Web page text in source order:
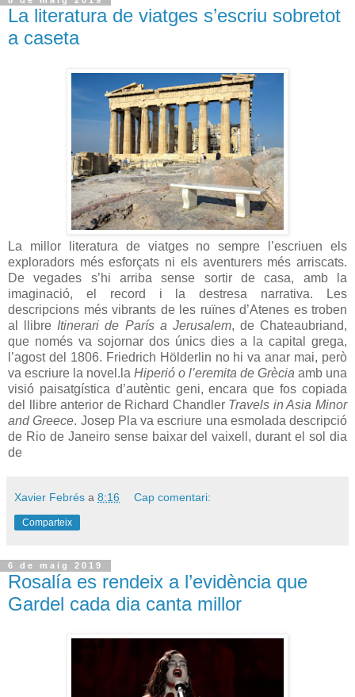
La literatura de viatges s’escriu sobretot
a caseta
La millor literatura de viatges no sempre l’escriuen els
exploradors més esforçats ni els aventurers més arriscats.
De vegades s’hi arriba sense sortir de casa, amb la
imaginació, el record i la destresa narrativa. Les
descripcions més vibrants de les ruïnes d’Atenes es troben
al llibre Itinerari de París a Jerusalem, de Chateaubriand,
que només va sojornar dos únics dies a la capital grega,
l’agost del 1806. Friedrich Hölderlin no hi va anar mai, però
va escriure la novel.la Hiperió o l’eremita de Grècia amb una
visió paisatgística d’autèntic geni, encara que fos copiada
del llibre anterior de Richard Chandler Travels in Asia Minor
and Greece. Josep Pla va escriure una esmolada descripció
de Rio de Janeiro sense baixar del vaixell, durant el sol dia
de
Xavier Febrés a 8:16 Cap comentari:
Comparteix
6 de maig 2019
Rosalía es rendeix a l’evidència que
Gardel cada dia canta millor